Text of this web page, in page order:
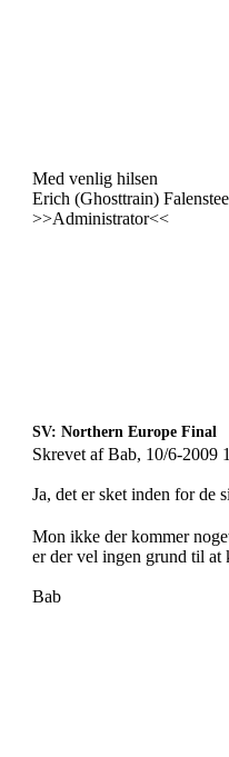
Med venlig hilsen
Erich (Ghosttrain)
>>Administrator<<
SV: Northern Europe Final
Skrevet af Bab, 10/6-2009
Ja, det er sket inden for de
Mon ikke der kommer
er der vel ingen grund til at
Bab